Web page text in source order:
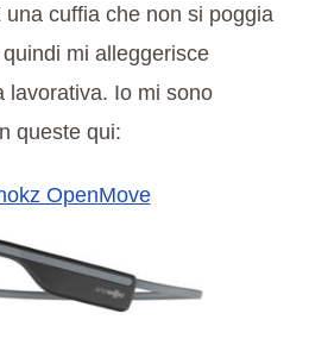
cuffia che non si poggia
mi alleggerisce
lavorativa. Io mi sono
queste qui:
OpenMove